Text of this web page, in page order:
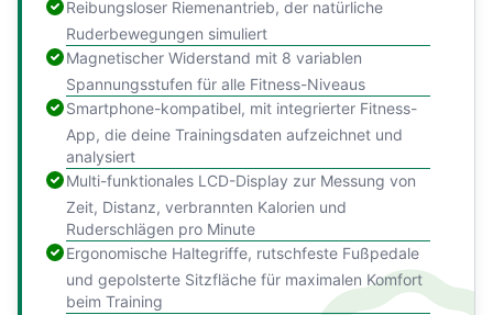
Reibungsloser Riemenantrieb, der natürliche
Ruderbewegungen simuliert
Magnetischer Widerstand mit 8 variablen
Spannungsstufen für alle Fitness-Niveaus
Smartphone-kompatibel, mit integrierter Fitness-
App, die deine Trainingsdaten aufzeichnet und
analysiert
Multi-funktionales LCD-Display zur Messung von
Zeit, Distanz, verbrannten Kalorien und
Ruderschlägen pro Minute
Ergonomische Haltegriffe, rutschfeste Fußpedale
und gepolsterte Sitzfläche für maximalen Komfort
beim Training